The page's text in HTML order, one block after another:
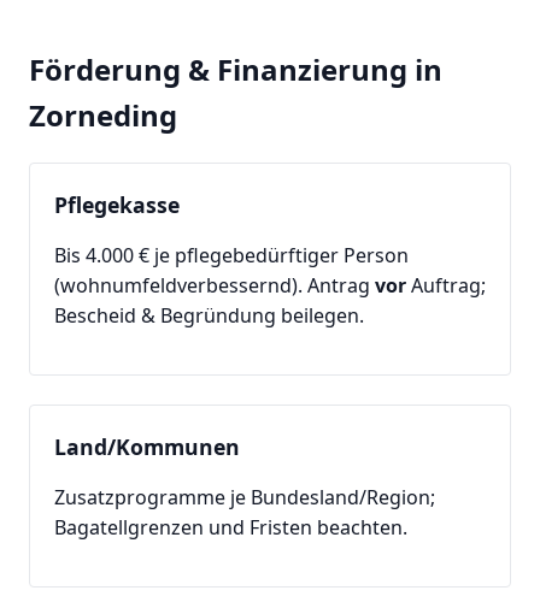
Förderung & Finanzierung in
Zorneding
Pflegekasse
Bis 4.000 € je pflegebedürftiger Person
(wohnumfeldverbessernd). Antrag vorAuftrag;
Bescheid & Begründung beilegen.
Land/Kommunen
Zusatzprogramme je Bundesland/Region;
Bagatellgrenzen und Fristen beachten.